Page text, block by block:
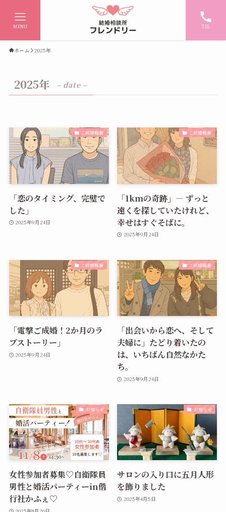
TEL
MENU
ホーム 2025年
2025年 – date –
ご成婚報告
「恋のタイミング、完璧で
した」
2025年9月24日
ご成婚報告
「1kmの奇跡」― ずっと
遠くを探していたけれど、
幸せはすぐそばに。
2025年9月24日
ご成婚報告
「電撃ご成婚！2か月のラ
ブストーリー」
2025年9月24日
ご成婚報告
「出会いから恋へ、そして
夫婦に」たどり着いたの
は、いちばん自然なかた
ち。
2025年9月24日
お知らせ
女性参加者募集♡自衛隊員
男性と婚活パーティーin偕
行社かふぇ♡
お知らせ
サロンの入り口に五月人形
を飾りました
2025年4月5日